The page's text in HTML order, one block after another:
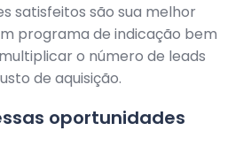
satisfeitos são sua melhor
programa de indicação bem
o número de leads
de aquisição.
oportunidades